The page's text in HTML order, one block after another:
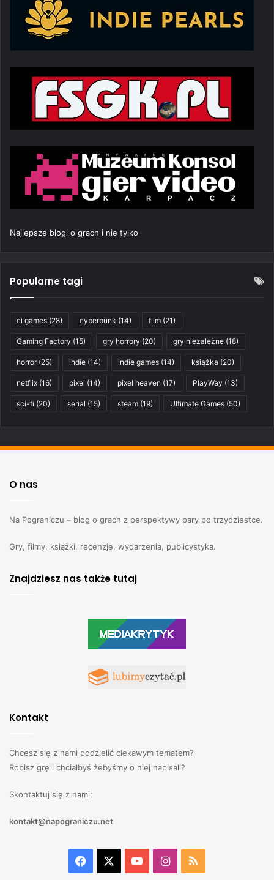
Najlepsze blogi o grach i nie tylko
Popularne tagi
ci games (28) cyberpunk (14) film (21)
Gaming Factory (15) gry horrory (20) gry niezależne (18)
horror(25) indie (14) indie games (14) książka (20)
netflix (16) pixel (14) pixel heaven (17) PlayWay (13)
sci-fi (20) serial (15) steam (19) Ultimate Games (50)
O nas
Na Pograniczu – blog o grach z perspektywy pary po trzydziestce.
Gry, filmy, książki, recenzje, wydarzenia, publicystyka.
Znajdziesz nas także tutaj
Kontakt
Chcesz się z nami podzielić ciekawym tematem?
Robisz grę i chciałbyś żebyśmy o niej napisali?
Skontaktuj się z nami:
kontakt@napograniczu.net
Facebook YouTubeInstagram